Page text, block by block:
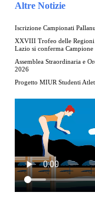
Altre Notizie
Iscrizione Campionati
XXVIII Trofeo delle Regioni
Lazio si conferma Campione
Assemblea Straordinaria e
2026
Progetto MIUR Studenti